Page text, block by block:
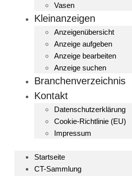
Vasen
Kleinanzeigen
Anzeigenübersicht
Anzeige aufgeben
Anzeige bearbeiten
Anzeige suchen
Branchenverzeichnis
Kontakt
Datenschutzerklärung
Cookie-Richtlinie (EU)
Impressum
Startseite
CT-Sammlung